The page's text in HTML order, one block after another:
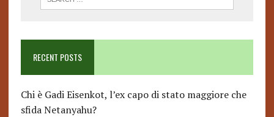
RECENT POSTS
Chi è Gadi Eisenkot, l’ex capo di stato maggiore che
sfida Netanyahu?